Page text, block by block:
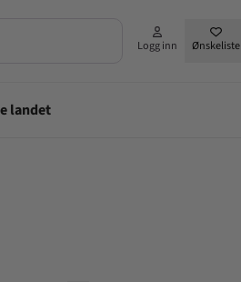
Logg inn Ønskeliste